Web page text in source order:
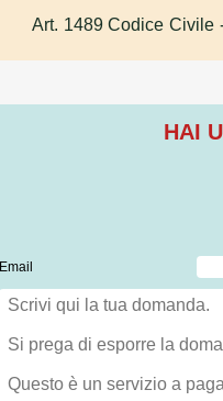
Art. 1489 Codice Civile
HAI
Email